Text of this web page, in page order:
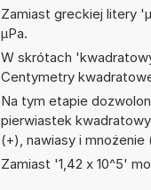
Zamiast greckiej litery
µPa.
W skrótach
Centymetry
Na tym etapie
pierwiastek
(+), nawiasy i mnożenie
Zamiast '1,42 x 10^5'